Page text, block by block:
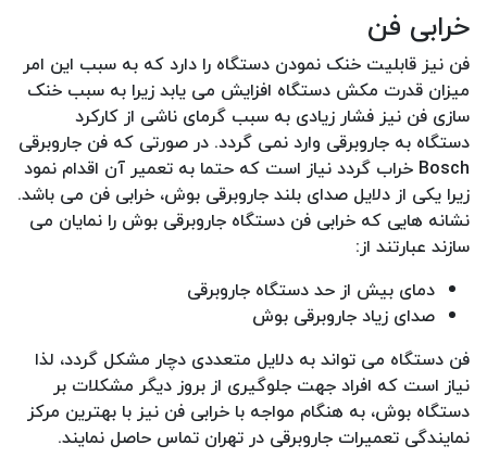
خرابی فن
فن نیز قابلیت خنک نمودن دستگاه را دارد که به سبب این امر
میزان قدرت مکش دستگاه افزایش می یابد زیرا به سبب خنک
سازی فن نیز فشار زیادی به سبب گرمای ناشی از کارکرد
دستگاه به جاروبرقی وارد نمی گردد. در صورتی که فن جاروبرقی
Bosch خراب گردد نیاز است که حتما به تعمیر آن اقدام نمود
زیرا یکی از دلایل صدای بلند جاروبرقی بوش، خرابی فن می باشد.
نشانه هایی که خرابی فن دستگاه جاروبرقی بوش را نمایان می
سازند عبارتند از:
دمای بیش از حد دستگاه جاروبرقی
صدای زیاد جاروبرقی بوش
فن دستگاه می تواند به دلایل متعددی دچار مشکل گردد، لذا
نیاز است که افراد جهت جلوگیری از بروز دیگر مشکلات بر
دستگاه بوش، به هنگام مواجه با خرابی فن نیز با بهترین مرکز
نمایندگی تعمیرات جاروبرقی در تهران تماس حاصل نمایند.